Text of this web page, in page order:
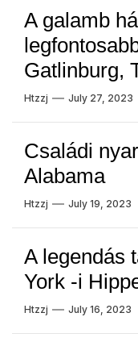
A galamb
Gatlinburg,
Htzzj July 27, 2023
Családi
Alabama
Htzzj July 19, 2023
A legendás
York -i
Htzzj July 16, 2023